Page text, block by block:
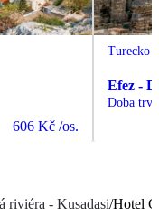
606 Kč /os.
Turecko
Efez -
Doba
riviéra - Kusadasi/Hotel